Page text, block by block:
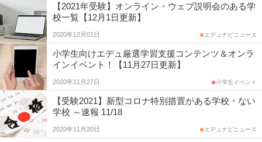
【2021年受験】オンライン・ウェブ説明会のある学
校一覧【12月1日更新】
2020年12月01日 エデュナビニュース
小学生向けエデュ厳選学習支援コンテンツ＆オンラ
インイベント！【11月27日更新】
2020年11月27日 小学生イベント
【受験2021】新型コロナ特別措置がある学校・ない
学校 ～速報 11/18
2020年11月20日 エデュナビニュース